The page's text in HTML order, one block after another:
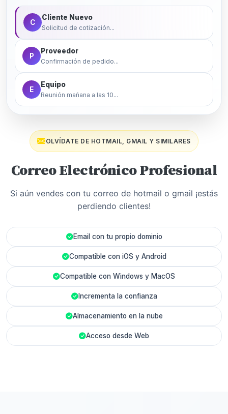
C
Cliente Nuevo
Solicitud de cotización...
P
Proveedor
Confirmación de pedido...
E
Equipo
Reunión mañana a las 10...
OLVÍDATE DE HOTMAIL, GMAIL Y SIMILARES
Correo Electrónico Profesional
Si aún vendes con tu correo de hotmail o gmail ¡estás
perdiendo clientes!
Email con tu propio dominio
Compatible con iOS y Android
Compatible con Windows y MacOS
Incrementa la confianza
Almacenamiento en la nube
Acceso desde Web